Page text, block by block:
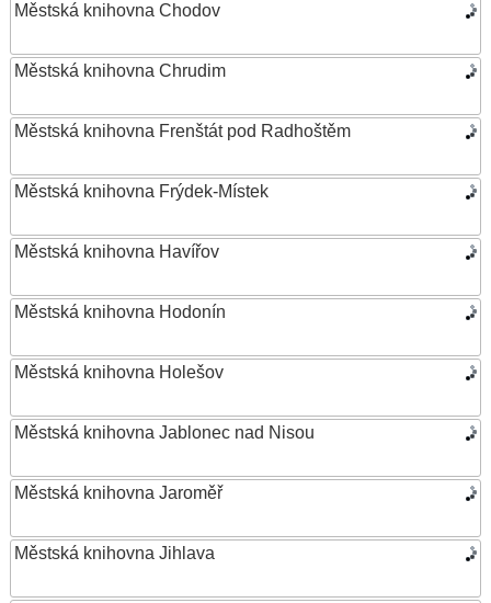
Městská knihovna Chodov
Městská knihovna Chrudim
Městská knihovna Frenštát pod Radhoštěm
Městská knihovna Frýdek-Místek
Městská knihovna Havířov
Městská knihovna Hodonín
Městská knihovna Holešov
Městská knihovna Jablonec nad Nisou
Městská knihovna Jaroměř
Městská knihovna Jihlava